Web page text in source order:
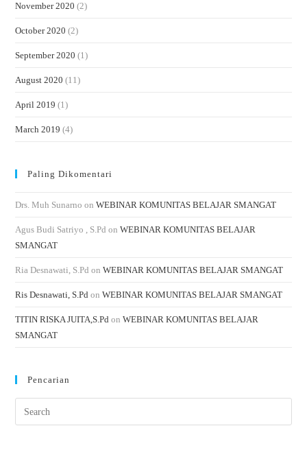
November 2020 (2)
October 2020 (2)
September 2020 (1)
August 2020 (11)
April 2019 (1)
March 2019 (4)
Paling Dikomentari
Drs. Muh Sunarno onWEBINAR KOMUNITAS BELAJAR SMANGAT
Agus Budi Satriyo , S.Pd onWEBINAR KOMUNITAS BELAJAR
SMANGAT
Ria Desnawati, S.Pd onWEBINAR KOMUNITAS BELAJAR SMANGAT
Ris Desnawati, S.Pd onWEBINAR KOMUNITAS BELAJAR SMANGAT
TITIN RISKA JUITA,S.Pd onWEBINAR KOMUNITAS BELAJAR
SMANGAT
Pencarian